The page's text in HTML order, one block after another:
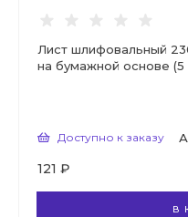
Лист шлифовальный
на бумажной основе
Доступно к заказу
121 ₽
В